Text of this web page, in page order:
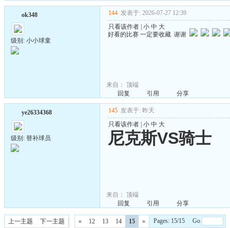
ok348
级别: 小小球童
144 发表于: 2026-07-27 12:39
只看该作者 小 中 大
好看的比赛 一定要收藏 谢谢
来自： 顶端
回复
引用 分享
ye26334368
级别: 替补球员
145 发表于: 昨天
只看该作者 小 中 大
尼克斯VS骑士
来自： 顶端
回复
引用 分享
上一主题 下一主题 « 12 13 14 15 » Pages: 15/15 Go